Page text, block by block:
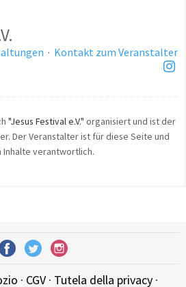
· Kontakt zum Veranstalter
"Jesus Festival e.V." organisiert und ist der
Der Veranstalter ist für diese Seite und
Inhalte verantwortlich.
· CGV· Tutela della privacy·